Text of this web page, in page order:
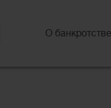
О банкротстве